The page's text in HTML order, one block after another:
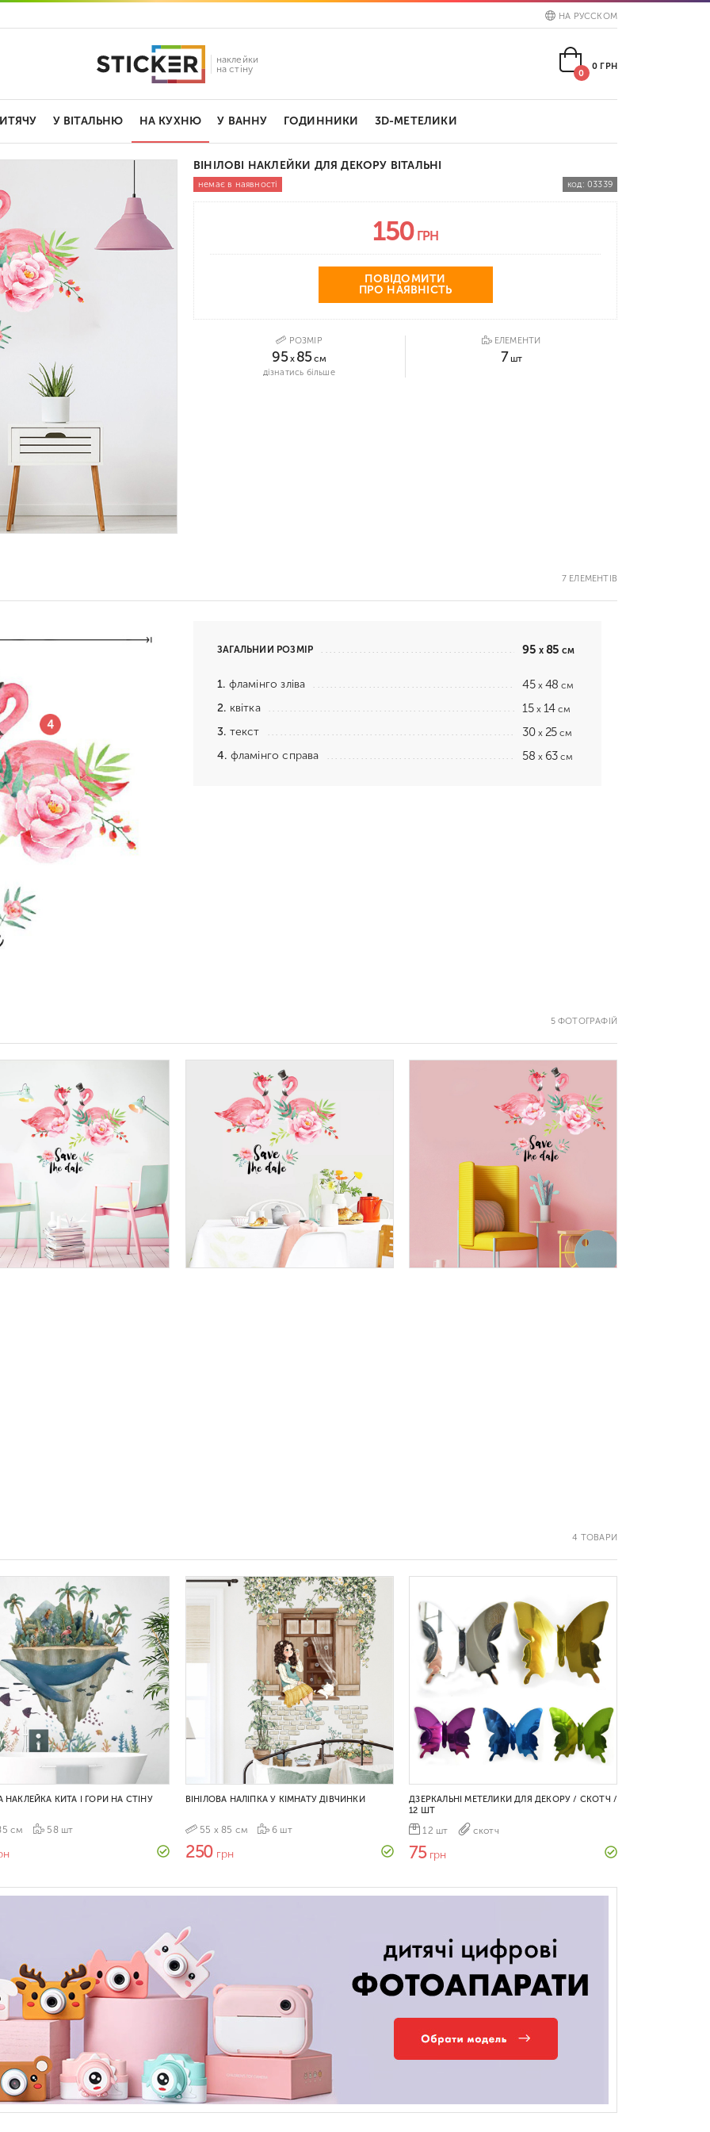
НА РУССКОМ
наклейки
на стіну
0
0 ГРН
У ВІТАЛЬНЮ НА КУХНЮ У ВАННУ ГОДИННИКИ 3D-МЕТЕЛИКИ
ВІНІЛОВІ НАКЛЕЙКИ ДЛЯ ДЕКОРУ ВІТАЛЬНІ
немає в наявності код: 03339
150 ГРН
ПОВІДОМИТИ
ПРО НАЯВНІСТЬ
РОЗМІР
95x 85см
дізнатись більше
ЕЛЕМЕНТИ
7шт
7 ЕЛЕМЕНТІВ
ЗАГАЛЬНИЙ РОЗМІР 95 x85 см
1. фламінго зліва 45 x48 см
2. квітка 15 x14 см
3. текст 30 x25 см
4. фламінго справа 58 x63 см
5 ФОТОГРАФІЙ
4 ТОВАРИ
НАКЛЕЙКА КИТА І ГОРИ НА СТІНУ
см 58 шт
ВІНІЛОВА НАЛІПКА У КІМНАТУ ДІВЧИНКИ
55 х 85 см 6 шт
250 грн
ДЗЕРКАЛЬНІ МЕТЕЛИКИ ДЛЯ ДЕКОРУ / СКОТЧ /
12 ШТ
12 шт скотч
75грн